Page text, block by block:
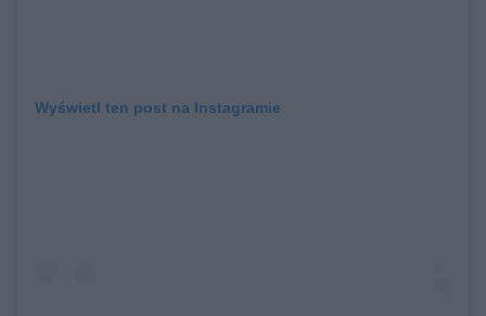
Wyświetl ten post na Instagramie